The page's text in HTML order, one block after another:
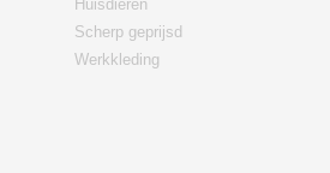
Huisdieren
Scherp geprijsd
Werkkleding